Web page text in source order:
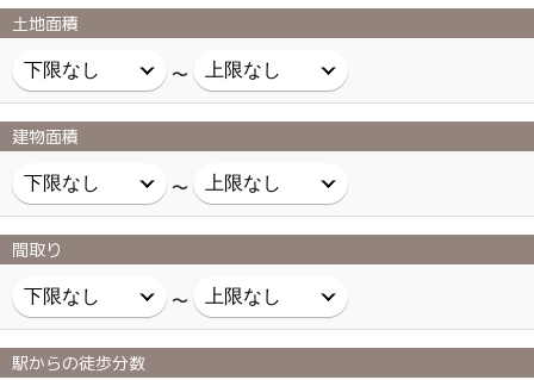
土地面積
～
建物面積
～
間取り
～
駅からの徒歩分数